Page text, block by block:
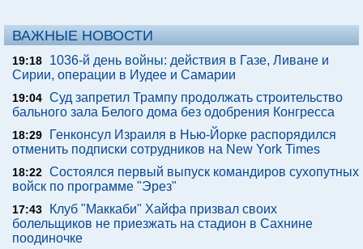
ВАЖНЫЕ НОВОСТИ
19:18
1036-й день войны: действия в Газе, Ливане и
Сирии, операции в Иудее и Самарии
19:04 Суд запретил Трампу продолжать строительство
бального зала Белого дома без одобрения Конгресса
18:29
Генконсул Израиля в Нью-Йорке распорядился
отменить подписки сотрудников на New York Times
18:22 Состоялся первый выпуск командиров сухопутных
войск по программе "Эрез"
17:43
Клуб "Маккаби" Хайфа призвал своих
болельщиков не приезжать на стадион в Сахнине
поодиночке